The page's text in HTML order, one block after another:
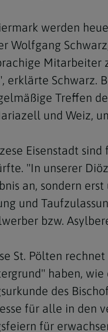
werden
Wolfgang
Mitarbeiter
erklärte Schwarz.
Treffen
und Weiz,
Eisenstadt
"In unserer
an, sondern
und
bzw.
St. Pölten
haben,
des
für alle in den
für